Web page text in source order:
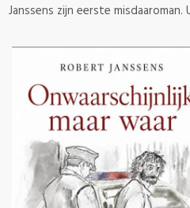
Janssens zijn eerste